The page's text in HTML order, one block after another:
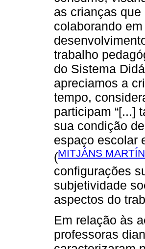
as crianças
colaborando
trabalho
do Sistema
apreciamos a
tempo,
participam “[...]
sua condição
espaço escolar
(MITJÁNS
configurações
subjetividade
aspectos do
Em relação às
professoras